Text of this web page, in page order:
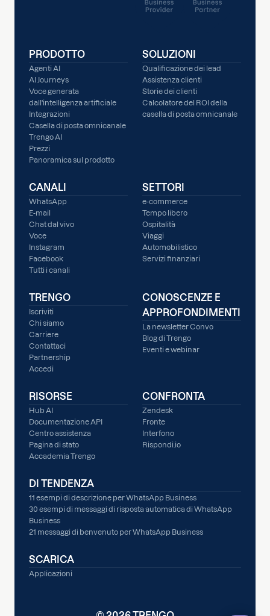
PRODOTTO
Agenti AI
AI Journeys
Voce generata
dall'intelligenza artificiale
Integrazioni
Casella di posta omnicanale
Trengo AI
Prezzi
Panoramica sul prodotto
SOLUZIONI
Qualificazione dei lead
Assistenza clienti
Storie dei clienti
Calcolatore del ROI della
casella di posta omnicanale
CANALI
WhatsApp
E-mail
Chat dal vivo
Voce
Instagram
Facebook
Tutti i canali
SETTORI
e-commerce
Tempo libero
Ospitalità
Viaggi
Automobilistico
Servizi finanziari
TRENGO
Iscriviti
Chi siamo
Carriere
Contattaci
Partnership
Accedi
CONOSCENZE E
APPROFONDIMENTI
La newsletter Convo
Blog di Trengo
Eventi e webinar
RISORSE
Hub AI
Documentazione API
Centro assistenza
Pagina di stato
Accademia Trengo
CONFRONTA
Zendesk
Fronte
Interfono
Rispondi.io
DI TENDENZA
11 esempi di descrizione per WhatsApp Business
30 esempi di messaggi di risposta automatica di WhatsApp
Business
21 messaggi di benvenuto per WhatsApp Business
SCARICA
Applicazioni